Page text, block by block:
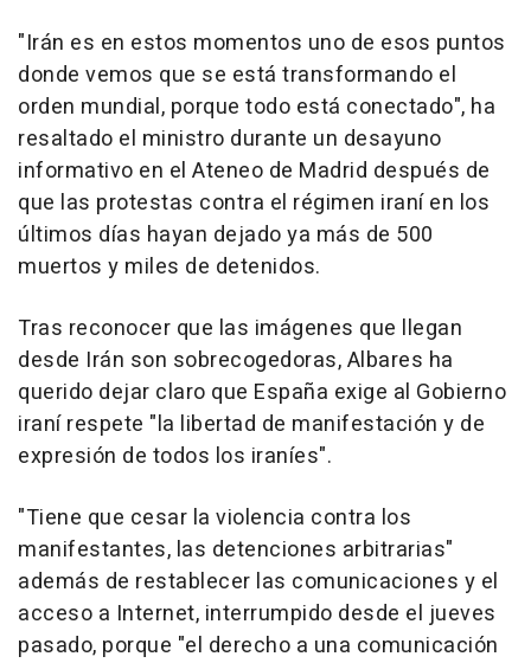
"Irán es en estos momentos uno de esos puntos
donde vemos que se está transformando el
orden mundial, porque todo está conectado", ha
resaltado el ministro durante un desayuno
informativo en el Ateneo de Madrid después de
que las protestas contra el régimen iraní en los
últimos días hayan dejado ya más de 500
muertos y miles de detenidos.
Tras reconocer que las imágenes que llegan
desde Irán son sobrecogedoras, Albares ha
querido dejar claro que España exige al Gobierno
iraní respete "la libertad de manifestación y de
expresión de todos los iraníes".
"Tiene que cesar la violencia contra los
manifestantes, las detenciones arbitrarias"
además de restablecer las comunicaciones y el
acceso a Internet, interrumpido desde el jueves
pasado, porque "el derecho a una comunicación